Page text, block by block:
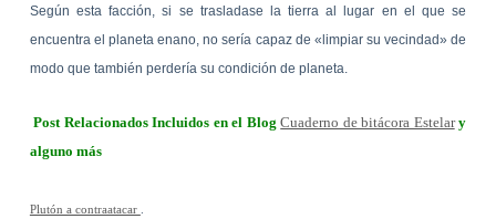
Según esta facción, si se trasladase la tierra al lugar en el que se
encuentra el planeta enano, no sería capaz de «limpiar su vecindad» de
modo que también perdería su condición de planeta.
Post Relacionados Incluidos en el Blog Cuaderno de bitácora Estelar y
alguno más
Plutón a contraatacar .